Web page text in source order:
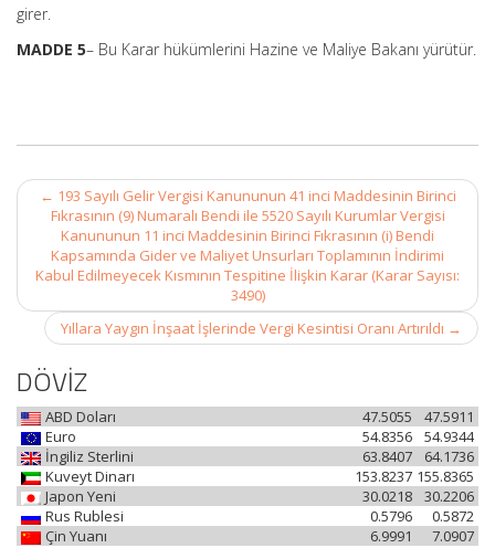
girer.
MADDE 5– Bu Karar hükümlerini Hazine ve Maliye Bakanı yürütür.
Post
navigation
← 193 Sayılı Gelir Vergisi Kanununun 41 inci Maddesinin Birinci
Fıkrasının (9) Numaralı Bendi ile 5520 Sayılı Kurumlar Vergisi
Kanununun 11 inci Maddesinin Birinci Fıkrasının (i) Bendi
Kapsamında Gider ve Maliyet Unsurları Toplamının İndirimi
Kabul Edilmeyecek Kısmının Tespitine İlişkin Karar (Karar Sayısı:
3490)
Yıllara Yaygın İnşaat İşlerinde Vergi Kesintisi Oranı Artırıldı →
DÖVİZ
ABD Doları 47.5911
47.5055
Euro
54.9344
54.8356
İngiliz Sterlini
64.1736
63.8407
Kuveyt Dinarı
155.8365
153.8237
Japon Yeni
30.2206
30.0218
Rus Rublesi
0.5872
0.5796
Çin Yuanı
7.0907
6.9991